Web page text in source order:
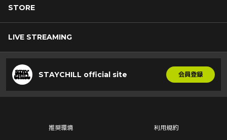
STORE
LIVE STREAMING
STAYCHILL official site 会員登録
推奨環境 利用規約